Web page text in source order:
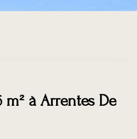
m² à Arrentes De